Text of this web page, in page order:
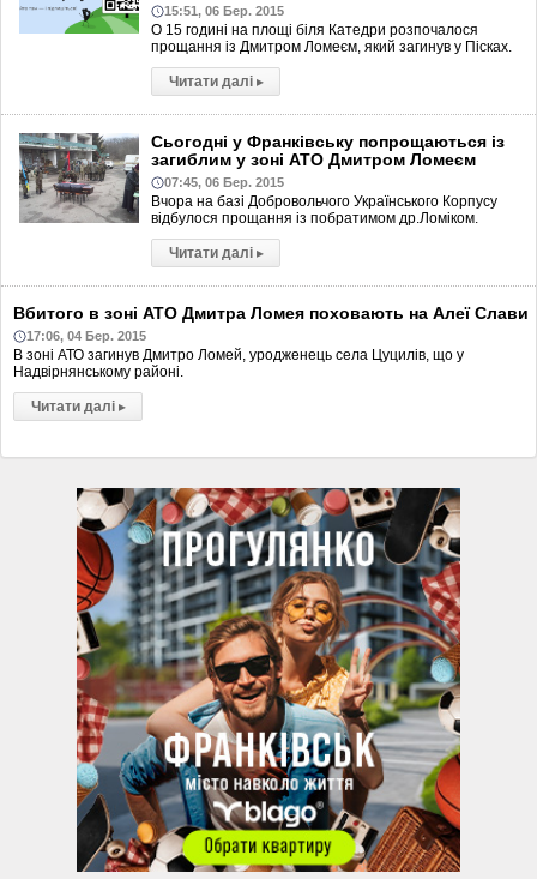
15:51, 06 Бер. 2015
О 15 годині на площі біля Катедри розпочалося
прощання із Дмитром Ломеєм, який загинув у Пісках.
Читати далі ▸
Сьогодні у Франківську попрощаються із
загиблим у зоні АТО Дмитром Ломеєм
07:45, 06 Бер. 2015
Вчора на базі Добровольчого Українського Корпусу
відбулося прощання із побратимом др.Ломіком.
Читати далі ▸
Вбитого в зоні АТО Дмитра Ломея поховають на Алеї Слави
17:06, 04 Бер. 2015
В зоні АТО загинув Дмитро Ломей, уродженець села Цуцилів, що у
Надвірнянському районі.
Читати далі ▸